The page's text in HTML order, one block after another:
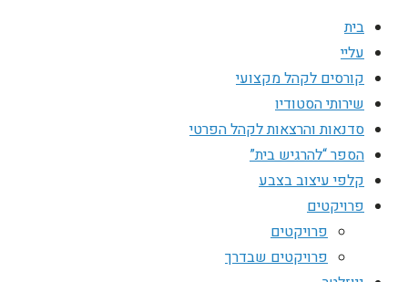
בית
עליי
קורסים לקהל מקצועי
שירותי הסטודיו
סדנאות והרצאות לקהל הפרטי
הספר “להרגיש בית”
קלפי עיצוב בצבע
פרויקטים
פרויקטים
פרויקטים שבדרך